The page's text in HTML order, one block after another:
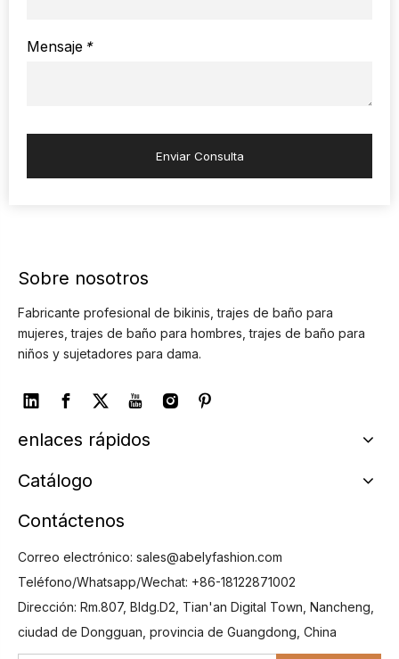
*
Mensaje
Enviar Consulta
Sobre nosotros
Fabricante profesional de bikinis, trajes de baño para
mujeres, trajes de baño para hombres, trajes de baño para
niños y sujetadores para dama.
enlaces rápidos
Catálogo
Contáctenos
Correo electrónico: sales@abelyfashion.com
Teléfono/Whatsapp/Wechat: +86-18122871002
Dirección: Rm.807, Bldg.D2, Tian'an Digital Town, Nancheng,
ciudad de Dongguan, provincia de Guangdong, China